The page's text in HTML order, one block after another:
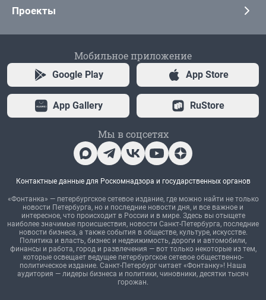
Проекты
Мобильное приложение
Google Play App Store
App Gallery RuStore
Мы в соцсетях
Контактные данные для Роскомнадзора и государственных органов
«Фонтанка» — петербургское сетевое издание, где можно найти не только
новости Петербурга, но и последние новости дня, и все важное и
интересное, что происходит в России и в мире. Здесь вы отыщете
наиболее значимые происшествия, новости Санкт-Петербурга, последние
новости бизнеса, а также события в обществе, культуре, искусстве.
Политика и власть, бизнес и недвижимость, дороги и автомобили,
финансы и работа, город и развлечения — вот только некоторые из тем,
которые освещает ведущее петербургское сетевое общественно-
политическое издание. Санкт-Петербург читает «Фонтанку»! Наша
аудитория — лидеры бизнеса и политики, чиновники, десятки тысяч
горожан.